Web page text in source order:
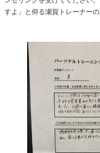
すよ」と仰る瀬賀トレーナー